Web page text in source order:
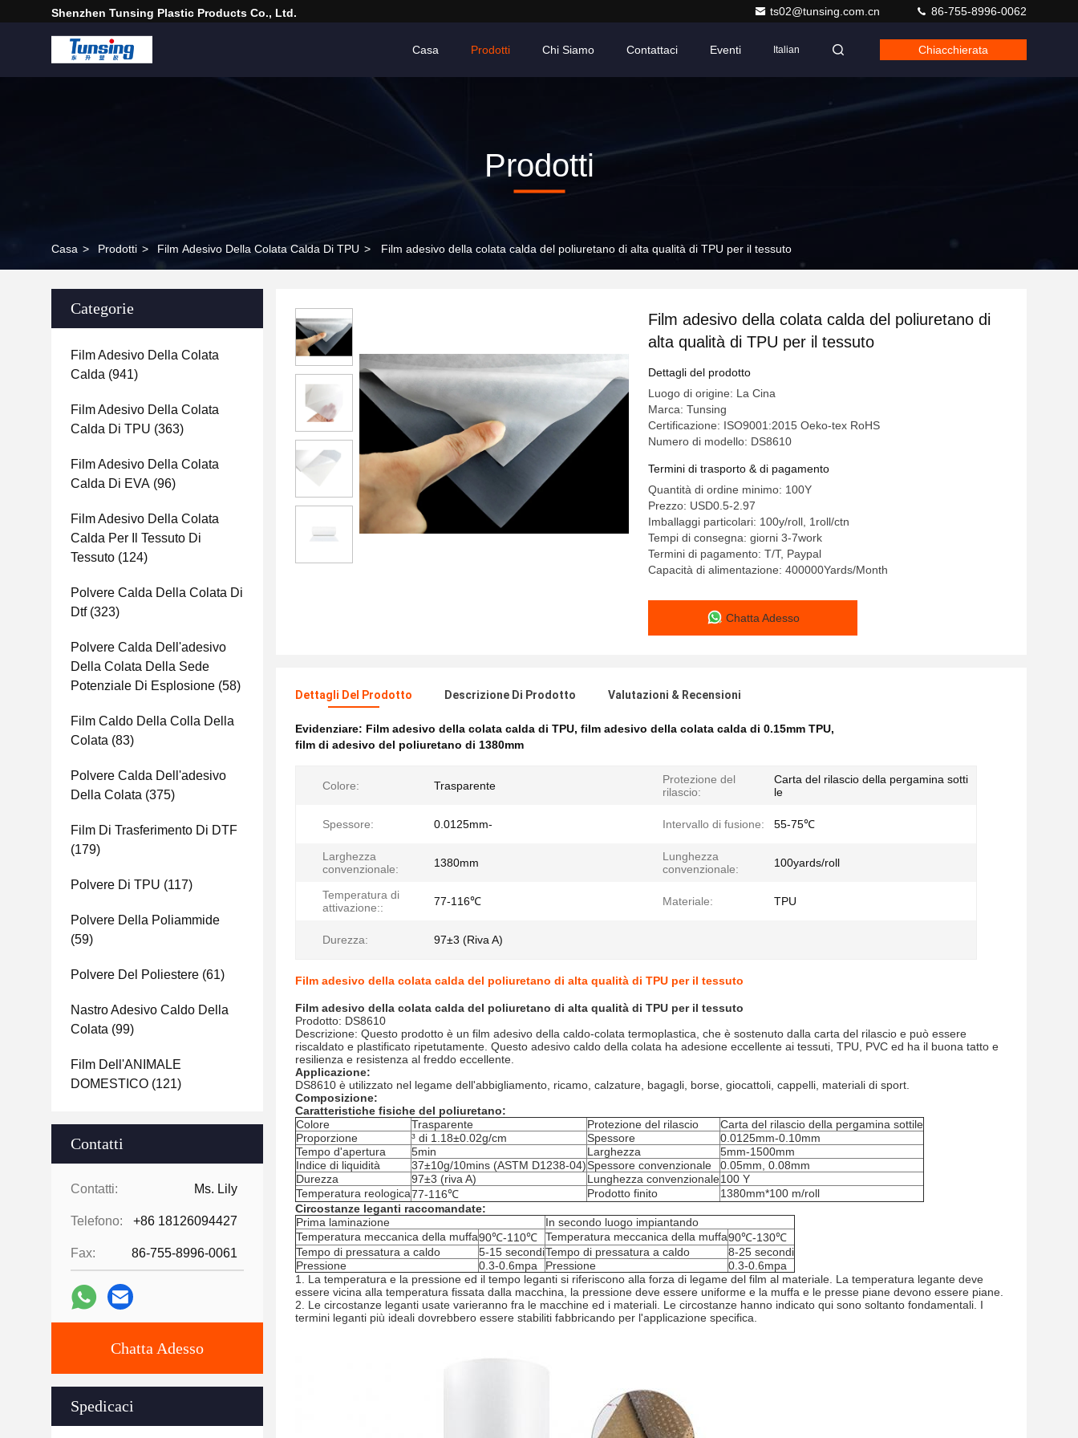
Shenzhen Tunsing Plastic Products Co., Ltd. ts02@tunsing.com.cn 86-755-8996-0062
Casa Prodotti Chi Siamo Contattaci Eventi Italian Chiacchierata
Prodotti
Casa > Prodotti > Film Adesivo Della Colata Calda Di TPU > Film adesivo della colata calda del poliuretano di alta qualità di TPU per il tessuto
Categorie
Film Adesivo Della Colata
Calda (941)
Film Adesivo Della Colata
Calda Di TPU (363)
Film Adesivo Della Colata
Calda Di EVA (96)
Film Adesivo Della Colata
Calda Per Il Tessuto Di
Tessuto (124)
Polvere Calda Della Colata Di
Dtf(323)
Polvere Calda Dell'adesivo
Della Colata Della Sede
Potenziale Di Esplosione (58)
Film Caldo Della Colla Della
Colata (83)
Polvere Calda Dell'adesivo
Della Colata (375)
Film Di Trasferimento Di DTF
(179)
Polvere Di TPU (117)
Polvere Della Poliammide
(59)
Polvere Del Poliestere (61)
Nastro Adesivo Caldo Della
Colata (99)
Film Dell'ANIMALE
DOMESTICO (121)
Contatti
Contatti: Ms. Lily
Telefono: +86 18126094427
Fax: 86-755-8996-0061
Chatta Adesso
Spedicaci
Film adesivo della colata calda del poliuretano di
alta qualità di TPU per il tessuto
Dettagli del prodotto
Luogo di origine: La Cina
Marca: Tunsing
Certificazione: ISO9001:2015 Oeko-tex RoHS
Numero di modello: DS8610
Termini di trasporto & di pagamento
Quantità di ordine minimo: 100Y
Prezzo: USD0.5-2.97
Imballaggi particolari: 100y/roll, 1roll/ctn
Tempi di consegna: giorni 3-7work
Termini di pagamento: T/T, Paypal
Capacità di alimentazione: 400000Yards/Month
Chatta Adesso
Dettagli Del Prodotto Descrizione Di Prodotto Valutazioni & Recensioni
Evidenziare: Film adesivo della colata calda di TPU, film adesivo della colata calda di 0.15mm TPU,
film di adesivo del poliuretano di 1380mm
Colore: Trasparente
Protezione del
rilascio:
Carta del rilascio della pergamina sotti
le
Spessore: 0.0125mm- Intervallo di fusione: 55-75℃
Larghezza
convenzionale:
1380mm
Lunghezza
convenzionale:
100yards/roll
Temperatura di
attivazione::
77-116℃ Materiale: TPU
Durezza: 97±3 (Riva A)
Film adesivo della colata calda del poliuretano di alta qualità di TPU per il tessuto
Film adesivo della colata calda del poliuretano di alta qualità di TPU per il tessuto
Prodotto: DS8610
Descrizione: Questo prodotto è un film adesivo della caldo-colata termoplastica, che è sostenuto dalla carta del rilascio e può essere
riscaldato e plastificato ripetutamente. Questo adesivo caldo della colata ha adesione eccellente ai tessuti, TPU, PVC ed ha il buona tatto e
resilienza e resistenza al freddo eccellente.
Applicazione:
DS8610 è utilizzato nel legame dell'abbigliamento, ricamo, calzature, bagagli, borse, giocattoli, cappelli, materiali di sport.
Composizione:
Caratteristiche fisiche del poliuretano:
Colore
Trasparente Protezione del rilascio
Carta del rilascio della pergamina sottile
Proporzione
³ di 1.18±0.02g/cm Spessore
0.0125mm-0.10mm
Tempo d'apertura
5min Larghezza
5mm-1500mm
Indice di liquidità
37±10g/10mins (ASTM D1238-04)Spessore convenzionale
0.05mm, 0.08mm
Durezza
97±3 (riva A) Lunghezza convenzionale100 Y
Temperatura reologica77-116℃ Prodotto finito
1380mm*100 m/roll
Circostanze leganti raccomandate:
Prima laminazione
In secondo luogo impiantando
Temperatura meccanica della muffa90℃-110℃ Temperatura meccanica della muffa90℃-130℃
Tempo di pressatura a caldo
5-15 secondiTempo di pressatura a caldo
8-25 secondi
Pressione
0.3-0.6mpa Pressione
0.3-0.6mpa
1. La temperatura e la pressione ed il tempo leganti si riferiscono alla forza di legame del film al materiale. La temperatura legante deve
essere vicina alla temperatura fissata dalla macchina, la pressione deve essere uniforme e la muffa e le presse piane devono essere piane.
2. Le circostanze leganti usate varieranno fra le macchine ed i materiali. Le circostanze hanno indicato qui sono soltanto fondamentali. I
termini leganti più ideali dovrebbero essere stabiliti fabbricando per l'applicazione specifica.